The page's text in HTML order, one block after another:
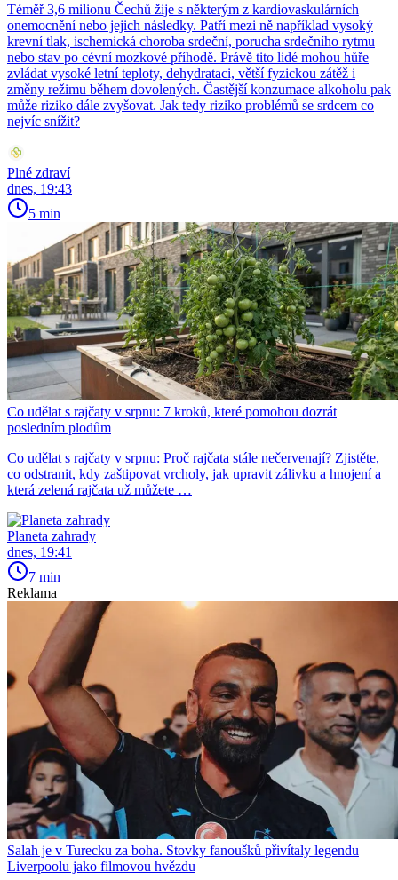
Téměř 3,6 milionu Čechů žije s některým z kardiovaskulárních
onemocnění nebo jejich následky. Patří mezi ně například vysoký
krevní tlak, ischemická choroba srdeční, porucha srdečního rytmu
nebo stav po cévní mozkové příhodě. Právě tito lidé mohou hůře
zvládat vysoké letní teploty, dehydrataci, větší fyzickou zátěž i
změny režimu během dovolených. Častější konzumace alkoholu pak
může riziko dále zvyšovat. Jak tedy riziko problémů se srdcem co
nejvíc snížit?
Plné zdraví
dnes, 19:43
5 min
Co udělat s rajčaty v srpnu: 7 kroků, které pomohou dozrát
posledním plodům
Co udělat s rajčaty v srpnu: Proč rajčata stále nečervenají? Zjistěte,
co odstranit, kdy zaštipovat vrcholy, jak upravit zálivku a hnojení a
která zelená rajčata už můžete …
Planeta zahrady
dnes, 19:41
7 min
Reklama
Salah je v Turecku za boha. Stovky fanoušků přivítaly legendu
Liverpoolu jako filmovou hvězdu